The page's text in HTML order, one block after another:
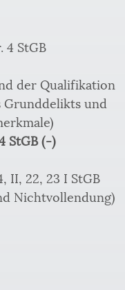
4 StGB
der Qualifikation
Grunddelikts und
StGB (-)
II, 22, 23 I StGB
Nichtvollendung)